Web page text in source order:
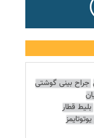
جراح بینی گوشتی
بلیط قطار